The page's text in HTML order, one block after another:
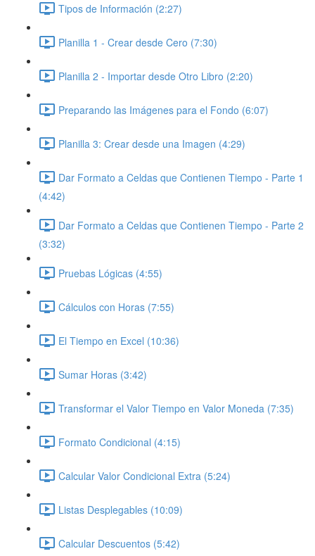
Tipos de Información (2:27)
Planilla 1 - Crear desde Cero (7:30)
Planilla 2 - Importar desde Otro Libro (2:20)
Preparando las Imágenes para el Fondo (6:07)
Planilla 3: Crear desde una Imagen (4:29)
Dar Formato a Celdas que Contienen Tiempo - Parte 1
(4:42)
Dar Formato a Celdas que Contienen Tiempo - Parte 2
(3:32)
Pruebas Lógicas (4:55)
Cálculos con Horas (7:55)
El Tiempo en Excel (10:36)
Sumar Horas (3:42)
Transformar el Valor Tiempo en Valor Moneda (7:35)
Formato Condicional (4:15)
Calcular Valor Condicional Extra (5:24)
Listas Desplegables (10:09)
Calcular Descuentos (5:42)